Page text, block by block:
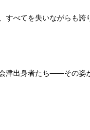
すべてを失いながらも誇
津出身者たち――その姿